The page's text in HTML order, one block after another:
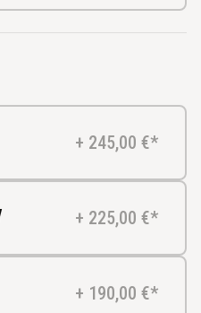
+ 245,00 €*
+ 225,00 €*
+ 190,00 €*